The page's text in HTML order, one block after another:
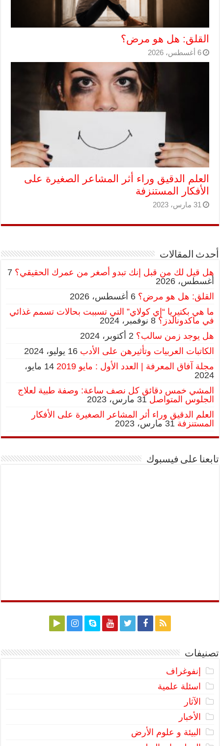
القلق: هل هو مرض؟
6 أغسطس، 2026
العلم الدقيق وراء أثر المشاعر الصغيرة على
الأفكار المستنزفة
31 مارس، 2023
أحدث المقالات
هل قيل لك من قبل إنك تبدو أصغر من عمرك الحقيقي؟ 7
أغسطس، 2026
القلق: هل هو مرض؟ 6 أغسطس، 2026
ما هي بكتيريا “إي كولاي” التي تسببت بحالات تسمم غذائي
في ماكدونالدز؟ 8 نوفمبر، 2024
هل يوجد زمن سالب؟ 2 أكتوبر، 2024
الكاتبات العربيات وتأثيرهن على الأدب 16 يوليو، 2024
مجلة آفاق المعرفة | العدد الأول : مايو 2019
14 مايو،
2024
المشي خمس دقائق كل نصف ساعة: وصفة طبية لعلاج
الجلوس المتواصل 31 مارس، 2023
العلم الدقيق وراء أثر المشاعر الصغيرة على الأفكار
المستنزفة 31 مارس، 2023
تابعنا على فيسبوك
تصنيفات
إنفوغراف
اسئلة علمية
الآثار
الأخبار
البيئة و علوم الأرض